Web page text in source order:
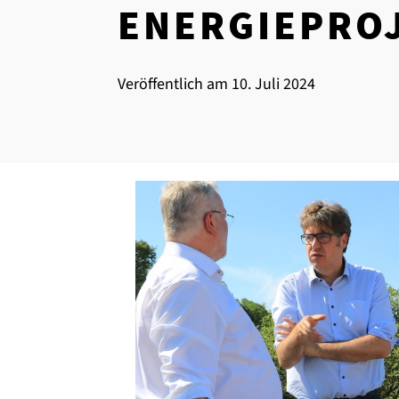
Reinigung
Veröffentlich am 10. Juli 2024